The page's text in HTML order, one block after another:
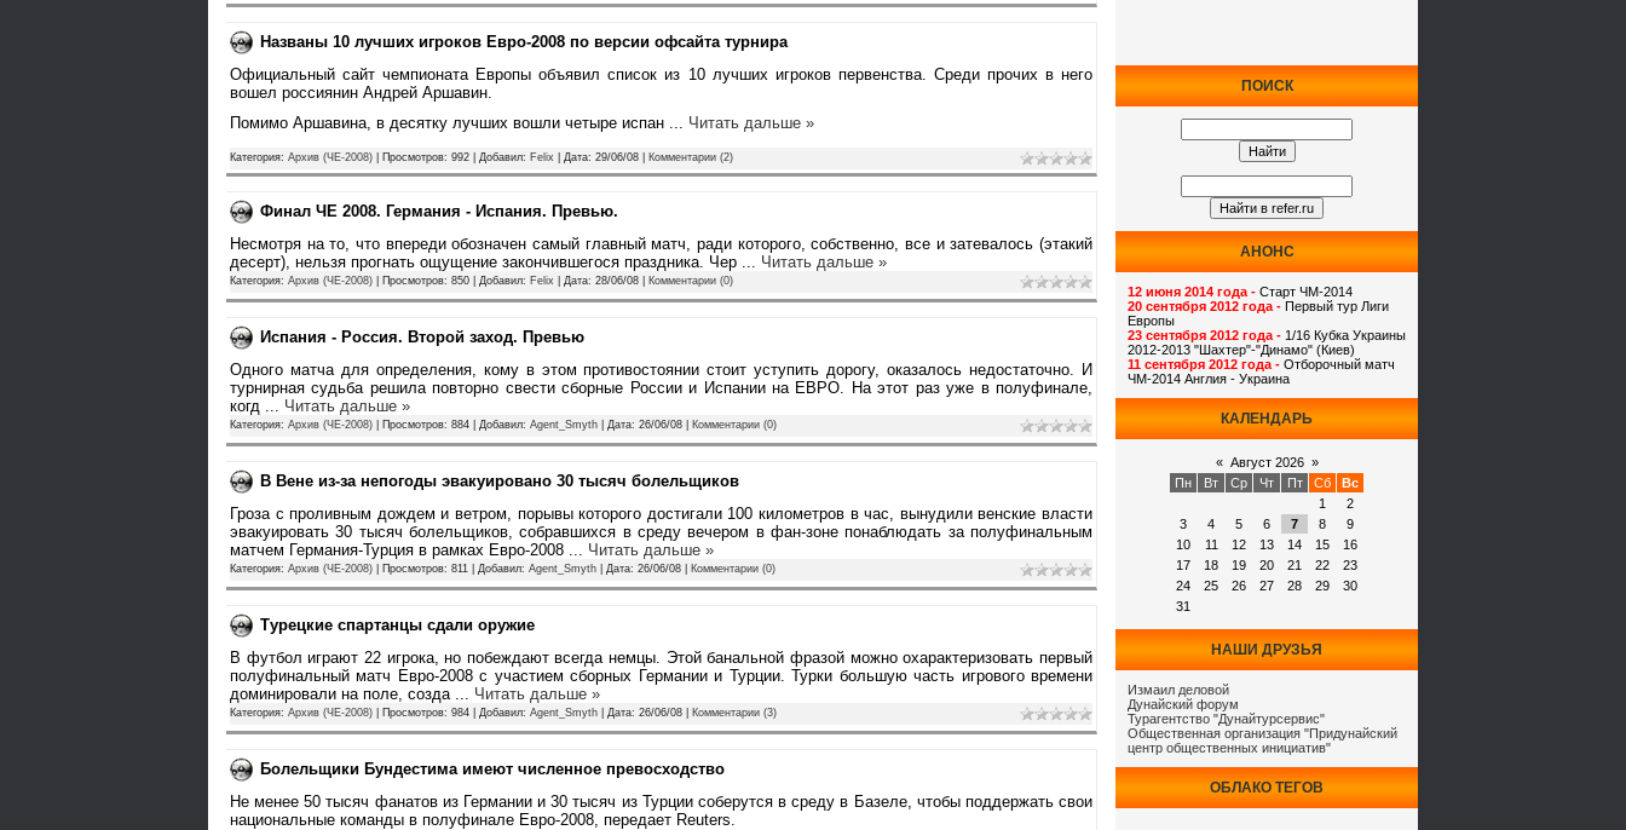
Названы 10 лучших игроков Евро-2008 по версии офсайта турнира
Официальный сайт чемпионата Европы объявил список из 10 лучших игроков первенства. Среди прочих в него
вошел россиянин Андрей Аршавин.
Помимо Аршавина, в десятку лучших вошли четыре испан ... Читать дальше »
Категория: Архив (ЧЕ-2008) | Просмотров: 992 | Добавил: Felix | Дата: 29/06/08 Комментарии (2)
Финал ЧЕ 2008. Германия - Испания. Превью.
Несмотря на то, что впереди обозначен самый главный матч, ради которого, собственно, все и затевалось (этакий
десерт), нельзя прогнать ощущение закончившегося праздника. Чер
Читать дальше »
Категория: Архив (ЧЕ-2008) | Просмотров: 850 | Добавил: Felix | Дата: 28/06/08 Комментарии (0)
Испания - Россия. Второй заход. Превью
Одного матча для определения, кому в этом противостоянии стоит уступить дорогу, оказалось недостаточно. И
турнирная судьба решила повторно свести сборные России и Испании на ЕВРО. На этот раз уже в полуфинале,
когд
Читать дальше »
Категория: Архив (ЧЕ-2008) | Просмотров: 884 | Добавил: Agent_Smyth | Дата: 26/06/08 Комментарии (0)
В Вене из-за непогоды эвакуировано 30 тысяч болельщиков
Гроза с проливным дождем и ветром, порывы которого достигали 100 километров в час, вынудили венские власти
эвакуировать 30 тысяч болельщиков, собравшихся в среду вечером в фан-зоне понаблюдать за полуфинальным
матчем Германия-Турция в рамках Евро-2008
Читать дальше »
Категория: Архив (ЧЕ-2008) | Просмотров: 811 | Добавил: Agent_Smyth | Дата: 26/06/08 Комментарии (0)
Турецкие спартанцы сдали оружие
В футбол играют 22 игрока, но побеждают всегда немцы. Этой банальной фразой можно охарактеризовать первый
полуфинальный матч Евро-2008 с участием сборных Германии и Турции. Турки большую часть игрового времени
доминировали на поле, созда
Читать дальше »
Категория: Архив (ЧЕ-2008) | Просмотров: 984 | Добавил: Agent_Smyth | Дата: 26/06/08 Комментарии (3)
Болельщики Бундестима имеют численное превосходство
Не менее 50 тысяч фанатов из Германии и 30 тысяч из Турции соберутся в среду в Базеле, чтобы поддержать свои
национальные команды в полуфинале Евро-2008, передает Reuters.
ПОИСК
АНОНС
12 июня 2014 года - Старт ЧМ-2014
20 сентября 2012 года - Первый тур Лиги
Европы
23 сентября 2012 года - 1/16 Кубка Украины
2012-2013 "Шахтер"-"Динамо" (Киев)
11 сентября 2012 года - Отборочный матч
ЧМ-2014 Англия - Украина
КАЛЕНДАРЬ
« Август 2026 »
Пн
Вт Ср Чт Пт Сб
Вс
1
2
3
4 5 6 7 8
9
10
11 12 13 14 15
16
17
18 19 20 21 22
23
24
25 26 27 28 29
30
31
НАШИ ДРУЗЬЯ
Измаил деловой
Дунайский форум
Турагентство "Дунайтурсервис"
Общественная организация "Придунайский
центр общественных инициатив"
ОБЛАКО ТЕГОВ